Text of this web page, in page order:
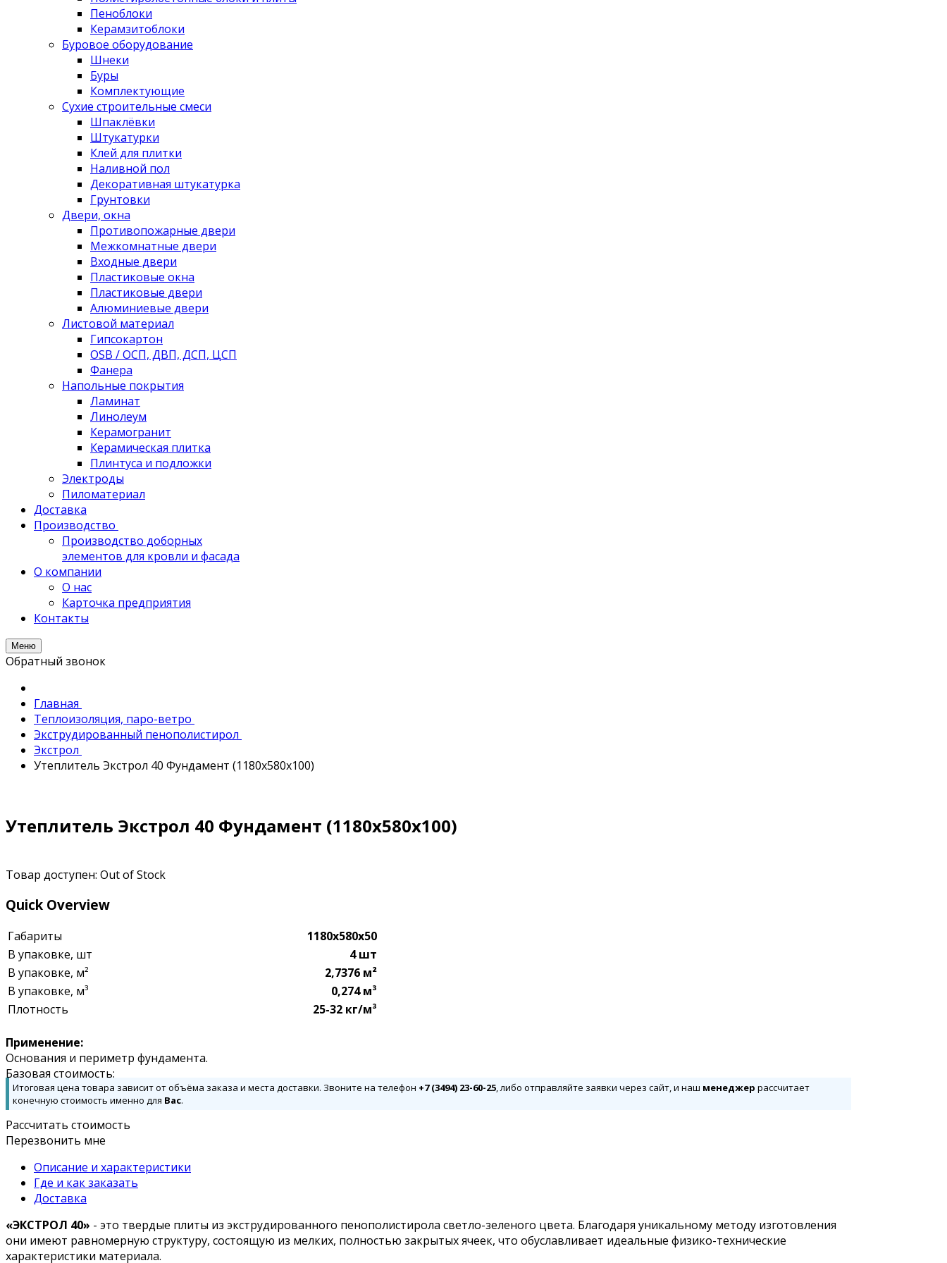
Пеноблоки
Керамзитоблоки
Буровое оборудование
Шнеки
Буры
Комплектующие
Сухие строительные смеси
Шпаклёвки
Штукатурки
Клей для плитки
Наливной пол
Декоративная штукатурка
Грунтовки
Двери, окна
Противопожарные двери
Межкомнатные двери
Входные двери
Пластиковые окна
Пластиковые двери
Алюминиевые двери
Листовой материал
Гипсокартон
OSB / ОСП, ДВП, ДСП, ЦСП
Фанера
Напольные покрытия
Ламинат
Линолеум
Керамогранит
Керамическая плитка
Плинтуса и подложки
Электроды
Пиломатериал
Доставка
Производство
Производство доборных
элементов для кровли и фасада
О компании
О нас
Карточка предприятия
Контакты
Меню
Обратный звонок
Главная
Теплоизоляция, паро-ветро
Экструдированный пенополистирол
Экстрол
Утеплитель Экстрол 40 Фундамент (1180х580х100)
Утеплитель Экстрол 40 Фундамент (1180х580х100)
Товар доступен: Out of Stock
Quick Overview
Габариты
1180х580х50
В упаковке, шт
4 шт
В упаковке, м²
2,7376 м²
В упаковке, м³
0,274 м³
Плотность
25-32 кг/м³
Применение:
Основания и периметр фундамента.
Базовая стоимость:
Итоговая цена товара зависит от объёма заказа и места доставки. Звоните на телефон +7 (3494) 23-60-25, либо отправляйте заявки через сайт, и наш менеджер рассчитает
конечную стоимость именно для Вас.
Рассчитать стоимость
Перезвонить мне
Описание и характеристики
Где и как заказать
Доставка
«ЭКСТРОЛ 40» - это твердые плиты из экструдированного пенополистирола светло-зеленого цвета. Благодаря уникальному методу изготовления
они имеют равномерную структуру, состоящую из мелких, полностью закрытых ячеек, что обуславливает идеальные физико-технические
характеристики материала.